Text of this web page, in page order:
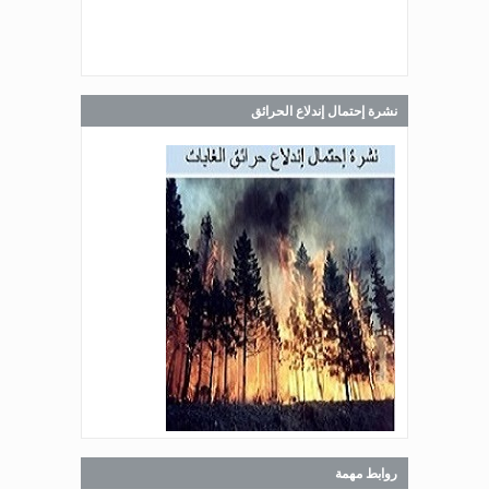
اللبناني البيان الآتي:
Jul 28, 2026
صدر عن دائرة الإعلام والعلاقات العامة
في المديرية العامة للدفاع المدني
اللبناني البيان الآتي:
Jul 27, 2026
صدر عن دائرة الإعلام والعلاقات العامة
في المديرية العامة للدفاع المدني
اللبناني البيان الآتي:
نشرة إحتمال إندلاع الحرائق
روابط مهمة